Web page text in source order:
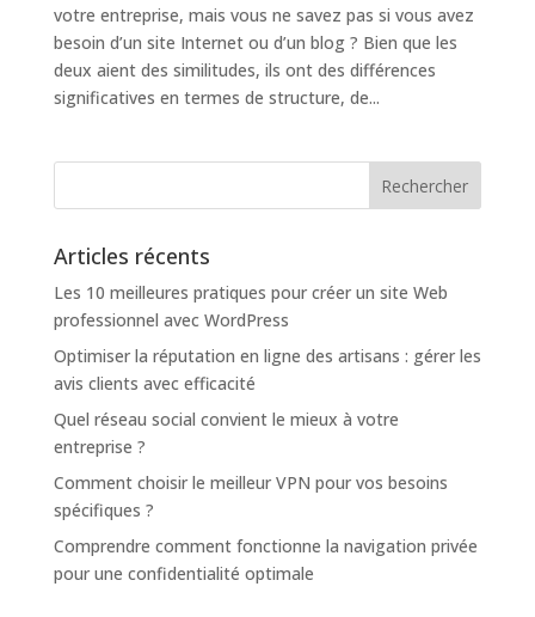
votre entreprise, mais vous ne savez pas si vous avez
besoin d’un site Internet ou d’un blog ? Bien que les
deux aient des similitudes, ils ont des différences
significatives en termes de structure, de...
Articles récents
Les 10 meilleures pratiques pour créer un site Web
professionnel avec WordPress
Optimiser la réputation en ligne des artisans : gérer les
avis clients avec efficacité
Quel réseau social convient le mieux à votre
entreprise ?
Comment choisir le meilleur VPN pour vos besoins
spécifiques ?
Comprendre comment fonctionne la navigation privée
pour une confidentialité optimale